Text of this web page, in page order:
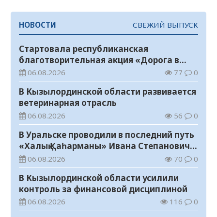
НОВОСТИ СВЕЖИЙ ВЫПУСК
Стартовала республиканская
благотворительная акция «Дорога в
школу»
06.08.2026 77 0
В Кызылординской области развивается
ветеринарная отрасль
06.08.2026 56 0
В Уральске проводили в последний путь
«Халық Қаһарманы» Ивана Степановича
Гапича
06.08.2026 70 0
В Кызылординской области усилили
контроль за финансовой дисциплиной
06.08.2026 116 0